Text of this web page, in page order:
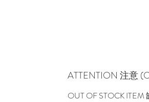
ATTENTION 注意
OUT OF STOCK ITEM